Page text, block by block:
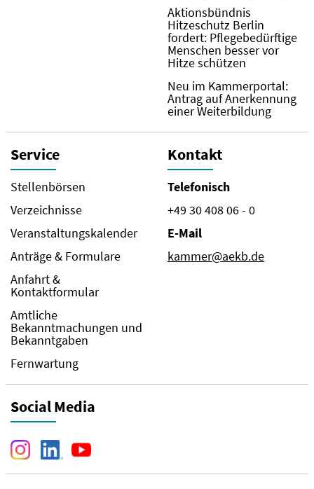
Aktionsbündnis
Hitzeschutz Berlin
fordert: Pflegebedürftige
Menschen besser vor
Hitze schützen
Neu im Kammerportal:
Antrag auf Anerkennung
einer Weiterbildung
Service
Stellenbörsen
Verzeichnisse
Veranstaltungskalender
Anträge & Formulare
Anfahrt &
Kontaktformular
Amtliche
Bekanntmachungen und
Bekanntgaben
Fernwartung
Kontakt
Telefonisch
+49 30 408 06 - 0
E-Mail
kammer@aekb.de
Social Media